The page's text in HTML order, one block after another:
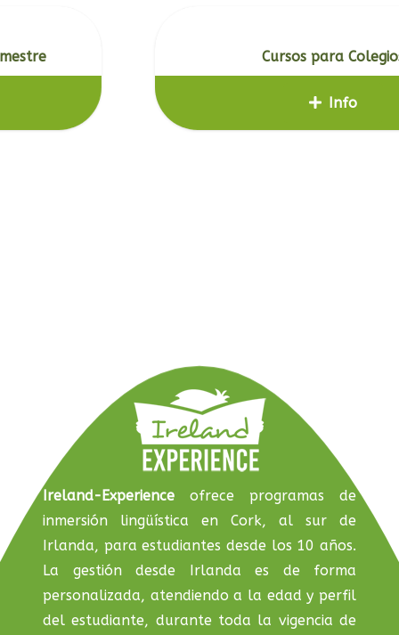
Cursos para Colegios
Ireland-Experience ofrece programas de
inmersión lingüística en Cork, al sur de
Irlanda, para estudiantes desde los 10 años.
La gestión desde Irlanda es de forma
personalizada, atendiendo a la edad y perfil
del estudiante, durante toda la vigencia de